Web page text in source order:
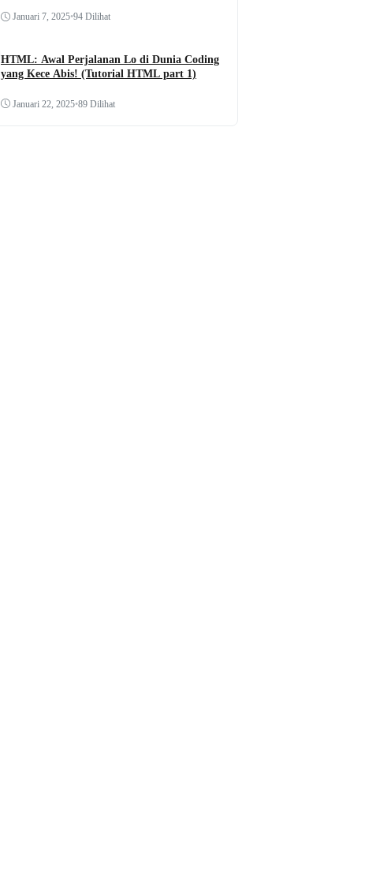
Januari 7, 2025•94 Dilihat
HTML: Awal Perjalanan Lo di Dunia Coding
yang Kece Abis! (Tutorial HTML part 1)
Januari 22, 2025•89 Dilihat